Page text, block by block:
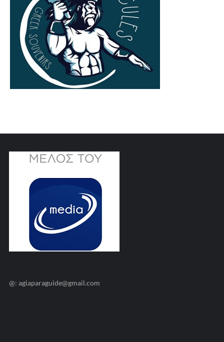
@: agiaparaguide@gmail.com